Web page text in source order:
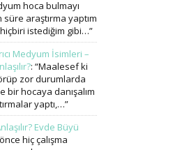
hoca bulmayı
araştırma yaptım
istediğim gibi…”
Medyum İsimleri –
: “Maalesef ki
zor durumlarda
bir hocaya danışalım
yaptı,…”
Evde Büyü
hiç çalışma